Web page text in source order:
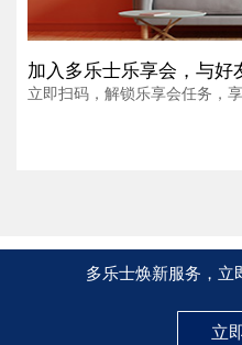
加入多乐士乐享会，与好
立即扫码，解锁乐享会任务，
多乐士焕新服务，立
立